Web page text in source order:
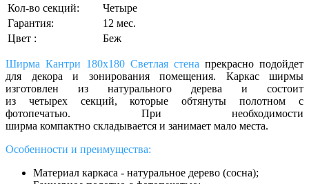
Кол-во секций:
Четыре
Гарантия:
12 мес.
Цвет :
Беж
Ширма Кантри 180х180 Светлая стена прекрасно подойдет
для декора и зонирования помещения. Каркас ширмы
изготовлен из натурального дерева и состоит
из четырех секций, которые обтянуты полотном с
фотопечатью. При необходимости
ширма компактно складывается и занимает мало места.
Особенности и преимущества:
Материал каркаса - натуральное дерево (сосна);